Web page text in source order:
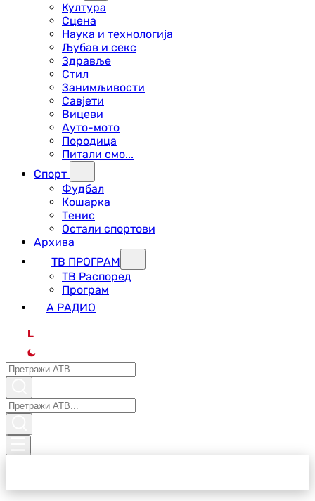
Култура
Сцена
Наука и технологија
Љубав и секс
Здравље
Стил
Занимљивости
Савјети
Вицеви
Ауто-мото
Породица
Питали смо...
Спорт
Фудбал
Кошарка
Тенис
Остали спортови
Архива
ТВ ПРОГРАМ
ТВ Распоред
Програм
А РАДИО
L